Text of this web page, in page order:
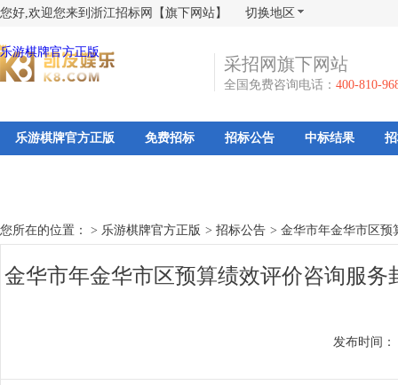
您好,欢迎您来到浙江招标网【旗下网站】 切换地区
乐游棋牌官方正版
采招网旗下网站
全国免费咨询电话： 400-810-
乐游棋牌官方正版 免费招标 招标公告 中标结果
您所在的位置： > 乐游棋牌官方正版 > 招标公告 > 金华市年金华市区预
金华市年金华市区预算绩效评价咨询服
发布时间：